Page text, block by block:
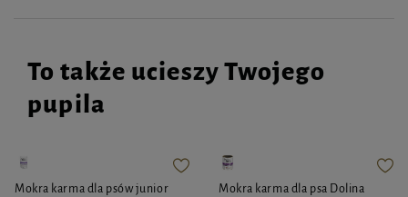
OPAKOWANIE
200 ml
To także ucieszy Twojego
pupila
Mokra karma dla psów junior
Mokra karma dla psa Dolina